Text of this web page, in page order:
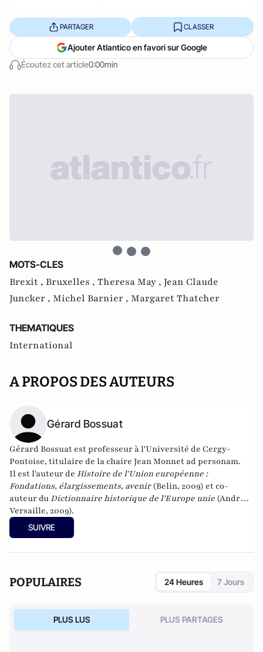
Écoutez cet article0:00min
PARTAGER CLASSER
Ajouter Atlantico en favori sur Google
MOTS-CLES
Brexit , Bruxelles , Theresa May , Jean Claude
Juncker , Michel Barnier , Margaret Thatcher
THEMATIQUES
International
A PROPOS DES AUTEURS
Gérard Bossuat
Gérard Bossuat est professeur à l'Université de Cergy-
Pontoise, titulaire de la chaire Jean Monnet ad personam.
Il est l'auteur de Histoire de l'Union européenne :
Fondations, élargissements, avenir (Belin, 2009) et co-
auteur du Dictionnaire historique de l'Europe unie (André
Versaille, 2009).
SUIVRE
POPULAIRES 24 Heures 7 Jours
PLUS LUS PLUS PARTAGES